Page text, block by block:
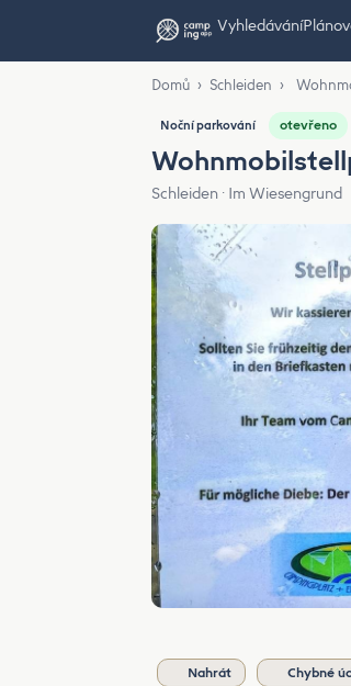
Vyhledávání
Domů › Schleiden ›
Noční parkování otevřeno
Schleiden · Im Wiesengrund
Nahrát Chybné